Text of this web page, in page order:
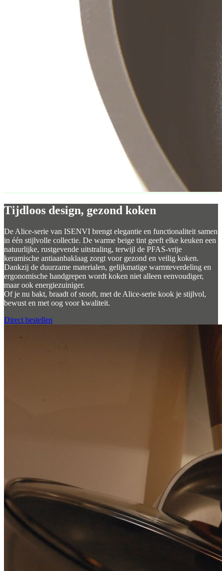
Tijdloos design, gezond koken
De Alice-serie van ISENVI brengt elegantie en functionaliteit samen
in één stijlvolle collectie. De warme beige tint geeft elke keuken een
natuurlijke, rustgevende uitstraling, terwijl de PFAS-vrije
keramische antiaanbaklaag zorgt voor gezond en veilig koken.
Dankzij de duurzame materialen, gelijkmatige warmteverdeling en
ergonomische handgrepen wordt koken niet alleen eenvoudiger,
maar ook energiezuiniger.
Of je nu bakt, braadt of stooft, met de Alice-serie kook je stijlvol,
bewust en met oog voor kwaliteit.
Direct bestellen